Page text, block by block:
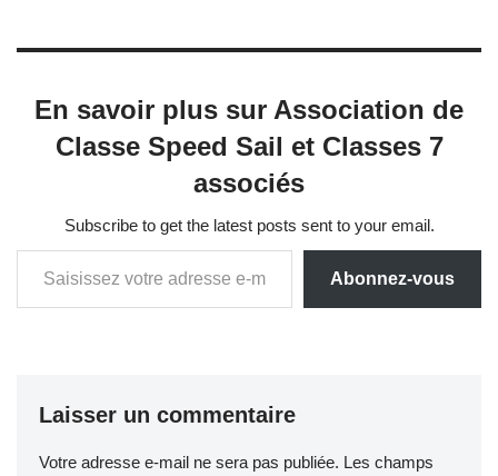
En savoir plus sur Association de
Classe Speed Sail et Classes 7
associés
Subscribe to get the latest posts sent to your email.
Abonnez-vous
Laisser un commentaire
Votre adresse e-mail ne sera pas publiée. Les champs